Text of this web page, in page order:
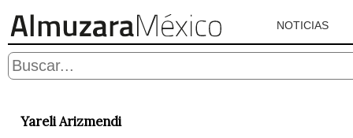
NOTICIAS
Yareli Arizmendi